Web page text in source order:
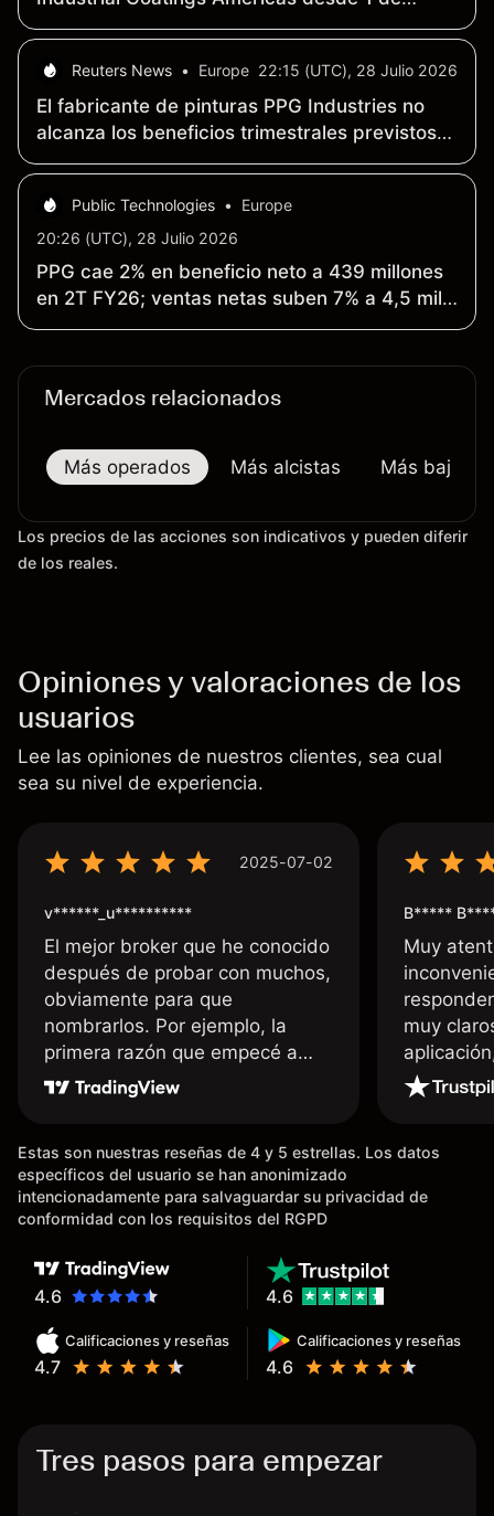
agosto de 2026
Reuters News • Europe 22:15 (UTC), 28 Julio 2026
El fabricante de pinturas PPG Industries no
alcanza los beneficios trimestrales previstos
debido al aumento de los costes
Public Technologies •
Europe
20:26 (UTC), 28 Julio 2026
PPG cae 2% en beneficio neto a 439 millones
en 2T FY26; ventas netas suben 7% a 4,5 mil
millones
Mercados relacionados
Más operados Más alcistas Más bajistas
Los precios de las acciones son indicativos y pueden diferir
de los reales.
Opiniones y valoraciones de los
usuarios
Lee las opiniones de nuestros clientes, sea cual
sea su nivel de experiencia.
2025-07-02
v******_u**********
El mejor broker que he conocido
después de probar con muchos,
obviamente para que
nombrarlos. Por ejemplo, la
primera razón que empecé a
usar Capital fue la llegada de mi
dinero de inmediato a mi cuenta
existentes en el mercado que
tardan días o tienen mucha
burocracia; y la segunda razón,
hecho de operar en un mercado
determinado, debido a los
spread y al volumen existente.
Mientras más activo seas, más
dinero te reembolsa. Muchas
B*****
Muy
muy
Estas son nuestras reseñas de 4 y 5 estrellas. Los datos
específicos del usuario se han anonimizado
intencionadamente para salvaguardar su privacidad de
conformidad con los requisitos del RGPD
4.6
Calificaciones y reseñas
4.7
Calificaciones y reseñas
4.6
4.6
Tres pasos para empezar